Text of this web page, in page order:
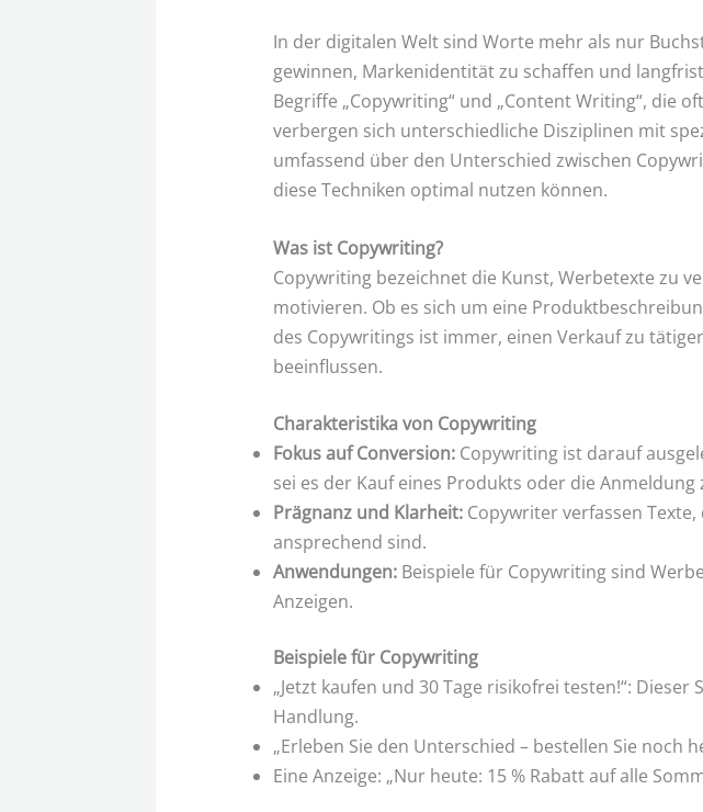
In der digitalen Welt sind Worte mehr als nur
gewinnen, Markenidentität zu schaffen und
Begriffe „Copywriting“ und „Content Writing“, die
verbergen sich unterschiedliche Disziplinen mit
umfassend über den Unterschied zwischen
diese Techniken optimal nutzen können.
Was ist Copywriting?
Copywriting bezeichnet die Kunst, Werbetexte zu
motivieren. Ob es sich um eine
des Copywritings ist immer, einen Verkauf zu
beeinflussen.
Charakteristika von Copywriting
Fokus auf Conversion:Copywriting ist darauf
sei es der Kauf eines Produkts oder die
Prägnanz und Klarheit:Copywriter verfassen
ansprechend sind.
Anwendungen:Beispiele für Copywriting sind
Anzeigen.
Beispiele für Copywriting
„Jetzt kaufen und 30 Tage risikofrei testen!“:
Handlung.
„Erleben Sie den Unterschied – bestellen Sie noch
Eine Anzeige: „Nur heute: 15 % Rabatt auf alle